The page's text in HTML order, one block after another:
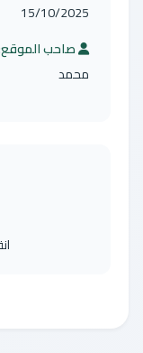
15/10/2025
صاحب
محمد